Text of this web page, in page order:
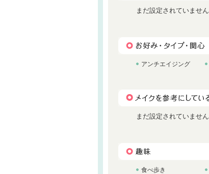
まだ設定されていません
アンチエイジング
まだ設定されていません
食べ歩き